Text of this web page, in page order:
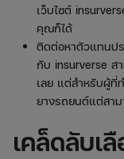
เว็บไซต์
คุณก็ได้
ติดต่อหาตัวแทนป
กับ insurverse ส
เลย แต่สำหรับผู้ที่
ยางรถยนต์แต่สา
เคล็ดลับเ